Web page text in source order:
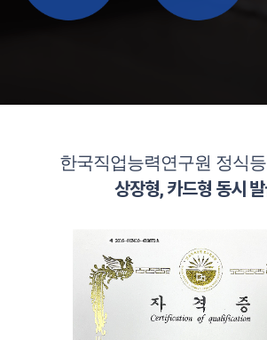
한국직업능력연구원 정식
상장형, 카드형 동시